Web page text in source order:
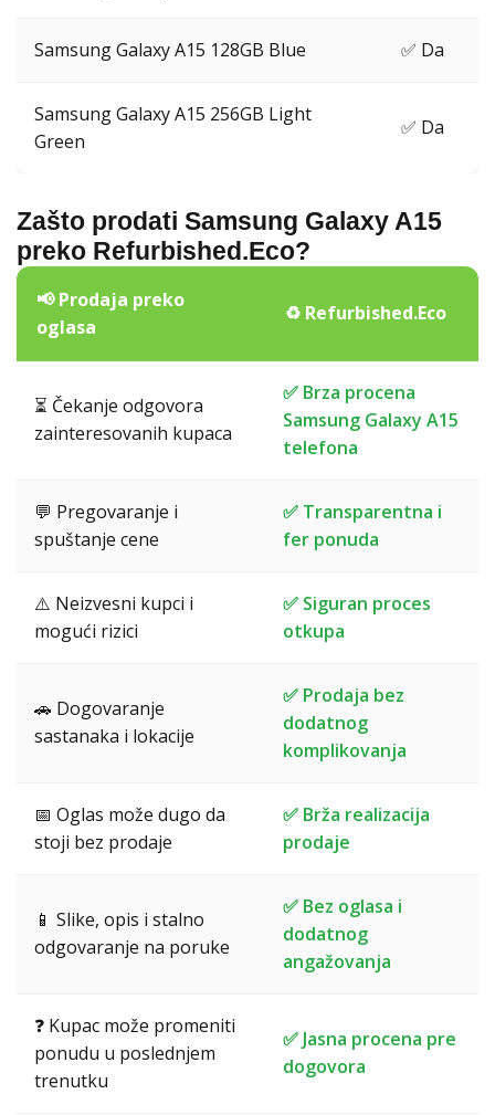
Samsung Galaxy A15 128GB Blue ✅ Da
Samsung Galaxy A15 256GB Light
Green
✅ Da
Zašto prodati Samsung Galaxy A15
preko Refurbished.Eco?
📢 Prodaja preko
oglasa
♻️ Refurbished.Eco
⏳ Čekanje odgovora
zainteresovanih kupaca
✅ Brza procena
Samsung Galaxy A15
telefona
💬 Pregovaranje i
spuštanje cene
✅ Transparentna i
fer ponuda
⚠️ Neizvesni kupci i
mogući rizici
✅ Siguran proces
otkupa
🚗 Dogovaranje
sastanaka i lokacije
✅ Prodaja bez
dodatnog
komplikovanja
📅 Oglas može dugo da
stoji bez prodaje
✅ Brža realizacija
prodaje
📱 Slike, opis i stalno
odgovaranje na poruke
✅ Bez oglasa i
dodatnog
angažovanja
❓ Kupac može promeniti
ponudu u poslednjem
trenutku
✅ Jasna procena pre
dogovora